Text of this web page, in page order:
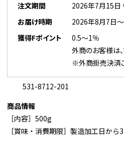
注文期間
2026年7月15日
お届け時期
2026年8月7日
獲得Fポイント
0.5～1％
外商のお客様は
※外商掛売決済
531-8712-201
商品情報
［内容］500g
［賞味・消費期限］製造加工日から